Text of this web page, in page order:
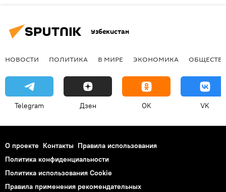
Узбекистан
НОВОСТИ ПОЛИТИКА В МИРЕ ЭКОНОМИКА
Telegram Дзен OK VK
О проекте Контакты Правила использования
Политика конфиденциальности
Политика использования Cookie
Правила применения рекомендательных